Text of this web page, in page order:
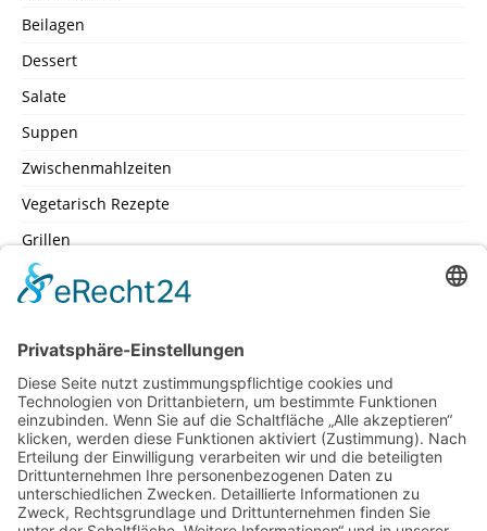
Beilagen
Dessert
Salate
Suppen
Zwischenmahlzeiten
Vegetarisch Rezepte
Grillen
SEITEN
Datenschutz
Impressum
Inhaltsverzeichniss
Kochschule – Kochwerkstatt
Küchenlexikon
Machen Sie mit – mit Ihrem Lieblingsrezept